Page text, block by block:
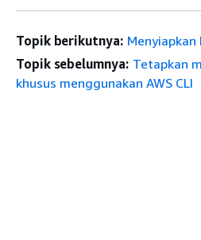
Topik berikutnya:
Topik sebelumnya: Tetapkan
khusus menggunakan AWS CLI